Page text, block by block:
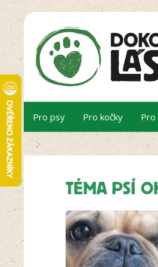
Pro psy Pro kočky Pro
TÉMA PSÍ